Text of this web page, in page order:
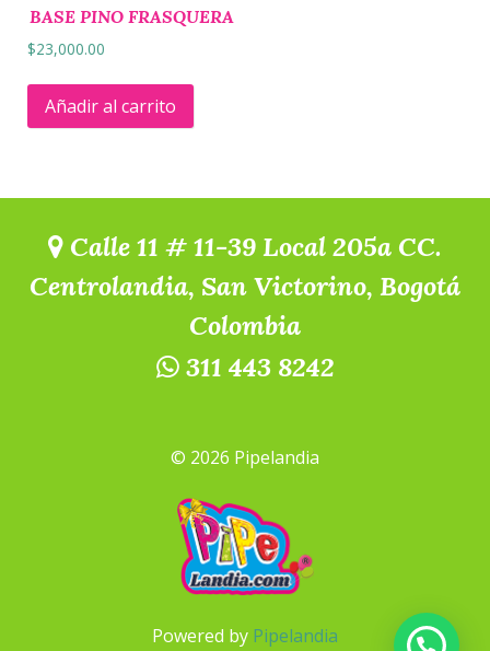
BASE PINO FRASQUERA
$23,000.00
Añadir al carrito
Calle 11 # 11-39 Local 205a CC.
Centrolandia, San Victorino, Bogotá
Colombia
311 443 8242
© 2026 Pipelandia
Powered by Pipelandia